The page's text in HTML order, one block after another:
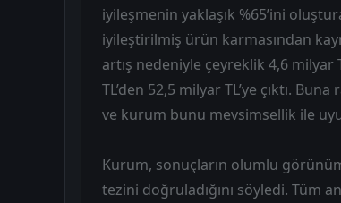
iyileşmenin yaklaşık %65’ini
iyileştirilmiş ürün karmasından
artış nedeniyle çeyreklik 4,6 milyar
TL’den 52,5 milyar TL’ye çıktı.
ve kurum bunu mevsimsellik ile
Kurum, sonuçların olumlu
tezini doğruladığını söyledi. Tüm